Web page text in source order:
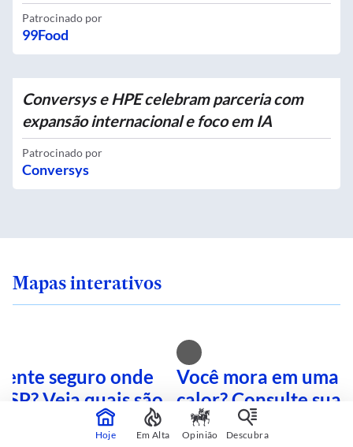
Patrocinado por
99Food
Conversys e HPE celebram parceria com
expansão internacional e foco em IA
Patrocinado por
Conversys
Mapas interativos
seguro onde
SP? Veja quais são
perigosas
Você mora em uma
calor? Consulte sua
mapa interativo
Hoje Em Alta Opinião Descubra